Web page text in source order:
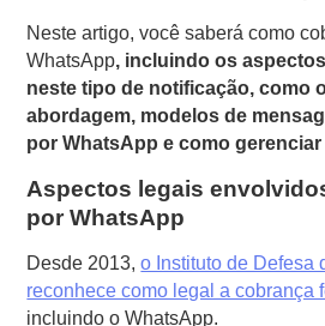
Neste artigo, você saberá como
WhatsApp, incluindo os
neste tipo de notificação, como
abordagem, modelos de
por WhatsApp e como
Aspectos legais
por WhatsApp
Desde 2013,o Instituto de Defesa
reconhece como legal a cobrança
incluindo o WhatsApp.